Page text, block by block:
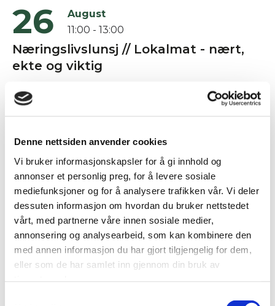
Denne nettsiden anvender cookies
Vi bruker informasjonskapsler for å gi innhold og
annonser et personlig preg, for å levere sosiale
mediefunksjoner og for å analysere trafikken vår. Vi deler
dessuten informasjon om hvordan du bruker nettstedet
vårt, med partnerne våre innen sosiale medier,
annonsering og analysearbeid, som kan kombinere den
med annen informasjon du har gjort tilgjengelig for dem,
eller som de har samlet inn gjennom din bruk av
26
August
11:00 - 13:00
Næringslivslunsj // Lokalmat - nært,
ekte og viktig
Hemnesberget
Hvordan kan vi løfte lokal matkultur? Bli med på
Næringslivslunsj / næringslivsfrokost
September
03
September
09:00 - 11:00
Samarbeidsforum for byutvikling //
Byrom som begeistrer!
Sted: Amfisalen, Vitensenter Nordland
Hvordan skal vi utvikle byrommene våre til å bli